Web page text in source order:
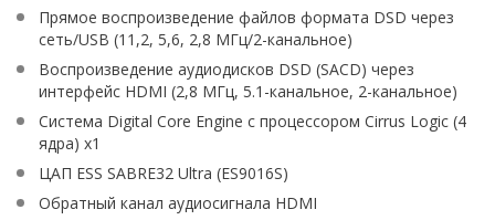
Прямое воспроизведение файлов формата DSD через
сеть/USB (11,2, 5,6, 2,8 МГц/2-канальное)
Воспроизведение аудиодисков DSD (SACD) через
интерфейс HDMI (2,8 МГц, 5.1-канальное, 2-канальное)
Система Digital Core Engine с процессором Cirrus Logic (4
ядра) x1
ЦАП ESS SABRE32 Ultra (ES9016S)
Обратный канал аудиосигнала HDMI